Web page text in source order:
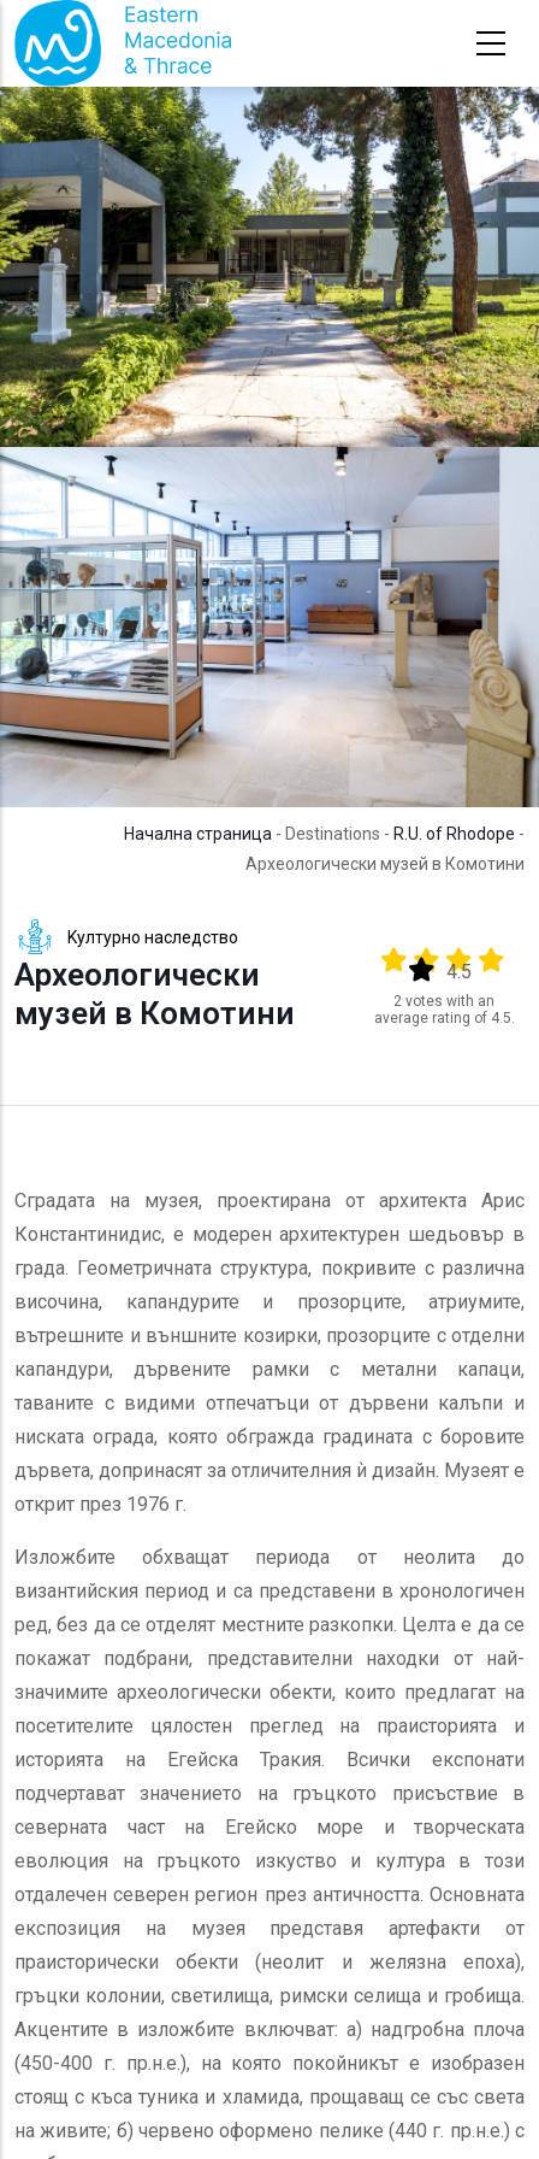
Премини към основното съдържание
Начална страница - Destinations - R.U. of Rhodope -
Археологически музей в Комотини
Kултурно наследство
Археологически
музей в Комотини
Output format
(star)(star)(star)
(star)
4.5
2 votes with an
average rating of 4.5.
Сградата на музея, проектирана от архитекта Арис
Константинидис, е модерен архитектурен шедьовър в
града. Геометричната структура, покривите с различна
височина, капандурите и прозорците, атриумите,
вътрешните и външните козирки, прозорците с отделни
капандури, дървените рамки с метални капаци,
таваните с видими отпечатъци от дървени калъпи и
ниската ограда, която обгражда градината с боровите
дървета, допринасят за отличителния ѝ дизайн. Музеят е
открит през 1976 г.
Изложбите обхващат периода от неолита до
византийския период и са представени в хронологичен
ред, без да се отделят местните разкопки. Целта е да се
покажат подбрани, представителни находки от най-
значимите археологически обекти, които предлагат на
посетителите цялостен преглед на праисторията и
историята на Егейска Тракия. Всички експонати
подчертават значението на гръцкото присъствие в
северната част на Егейско море и творческата
еволюция на гръцкото изкуство и култура в този
отдалечен северен регион през античността. Основната
експозиция на музея представя артефакти от
праисторически обекти (неолит и желязна епоха),
гръцки колонии, светилища, римски селища и гробища.
Акцентите в изложбите включват: а) надгробна плоча
(450-400 г. пр.н.е.), на която покойникът е изобразен
стоящ с къса туника и хламида, прощаващ се със света
на живите; б) червено оформено пелике (440 г. пр.н.е.) с